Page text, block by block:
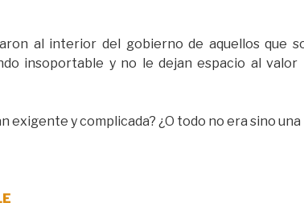
al interior del gobierno de aquellos que
insoportable y no le dejan espacio al
exigente y complicada? ¿O todo no era sino